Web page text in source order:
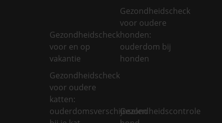
Gezondheidscheck
voor en op
vakantie
Gezondheidscheck
voor oudere
honden:
ouderdom bij
honden
Gezondheidscheck
voor oudere
katten:
ouderdomsverschijnselenGezondheidscontrole